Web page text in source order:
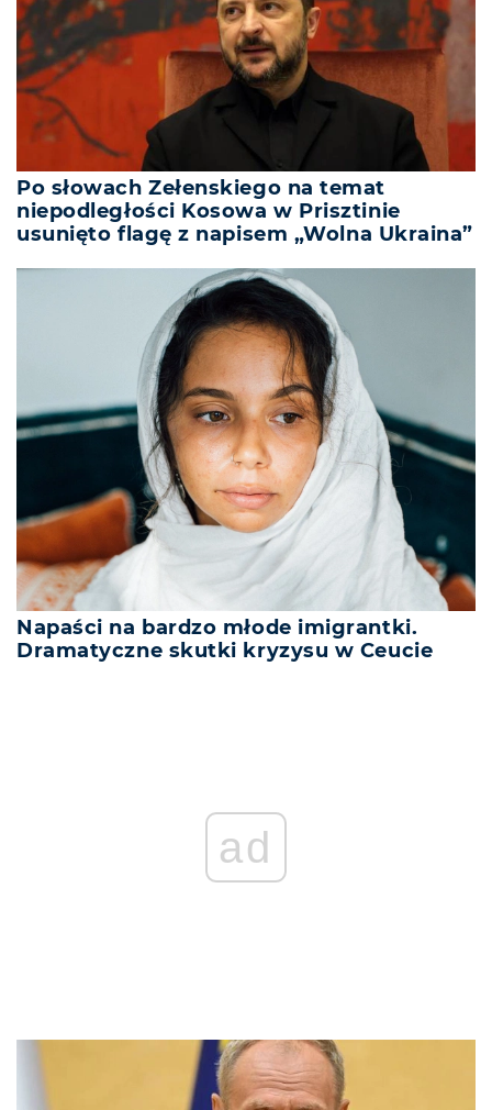
Po słowach Zełenskiego na temat
niepodległości Kosowa w Prisztinie
usunięto flagę z napisem „Wolna Ukraina”
Napaści na bardzo młode imigrantki.
Dramatyczne skutki kryzysu w Ceucie
ad